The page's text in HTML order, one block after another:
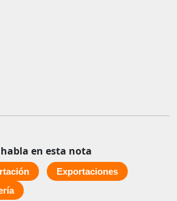
en esta nota
Exportaciones